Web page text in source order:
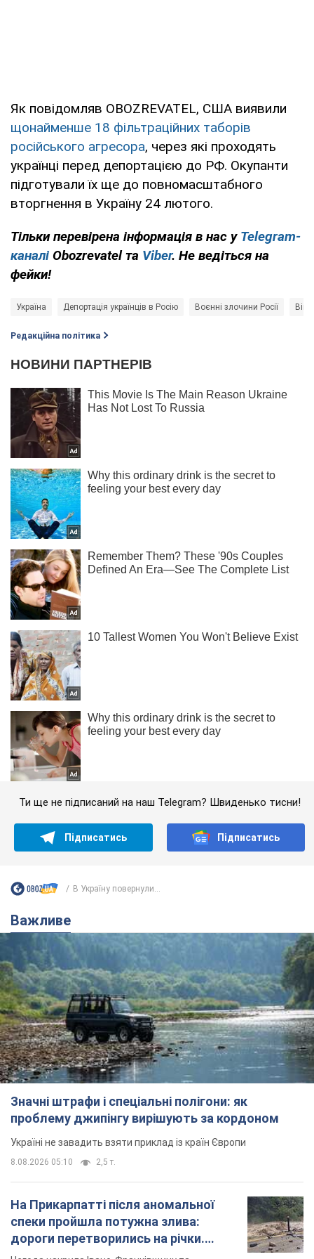
Як повідомляв OBOZREVATEL, США виявили
щонайменше 18 фільтраційних таборів
російського агресора, через які проходять
українці перед депортацією до РФ. Окупанти
підготували їх ще до повномасштабного
вторгнення в Україну 24 лютого.
Тільки перевірена інформація в нас у Telegram-
каналі Obozrevatel та Viber. Не ведіться на
фейки!
Україна Депортація українців в Росію Воєнні злочини Росії
Редакційна політика
Ти ще не підписаний на наш Telegram? Швиденько тисни!
Підписатись Підписатись
В Україну повернули...
Важливе
Значні штрафи і спеціальні полігони: як
проблему джипінгу вирішують за кордоном
Україні не завадить взяти приклад із країн Європи
8.08.2026 05:10 2,5 т.
На Прикарпатті після аномальної
спеки пройшла потужна злива:
дороги перетворились на річки.
Відео